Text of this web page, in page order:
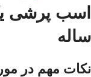
ساله
نکات مهم در